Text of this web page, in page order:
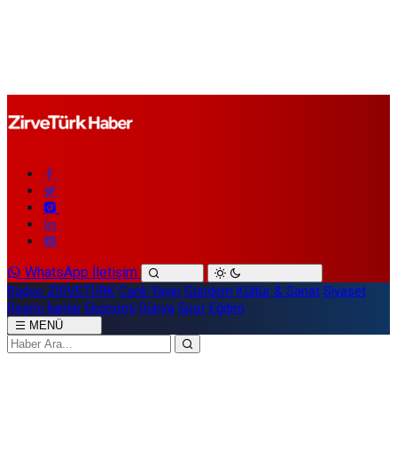
WhatsApp İletişim
Radyo ZİRVETÜRK Canlı Yayın Gündem Kültür & Sanat Siyaset
Resmi İlanlar Ekonomi Dünya Spor Eğitim
MENÜ